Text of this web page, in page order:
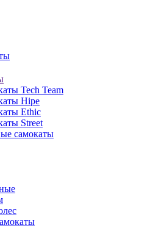
Tech Team
Hipe
Ethic
Street
самокаты